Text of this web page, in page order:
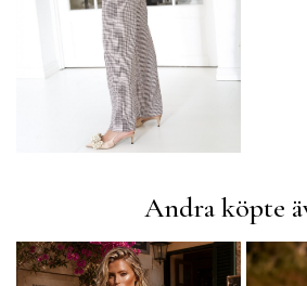
Andra köpte